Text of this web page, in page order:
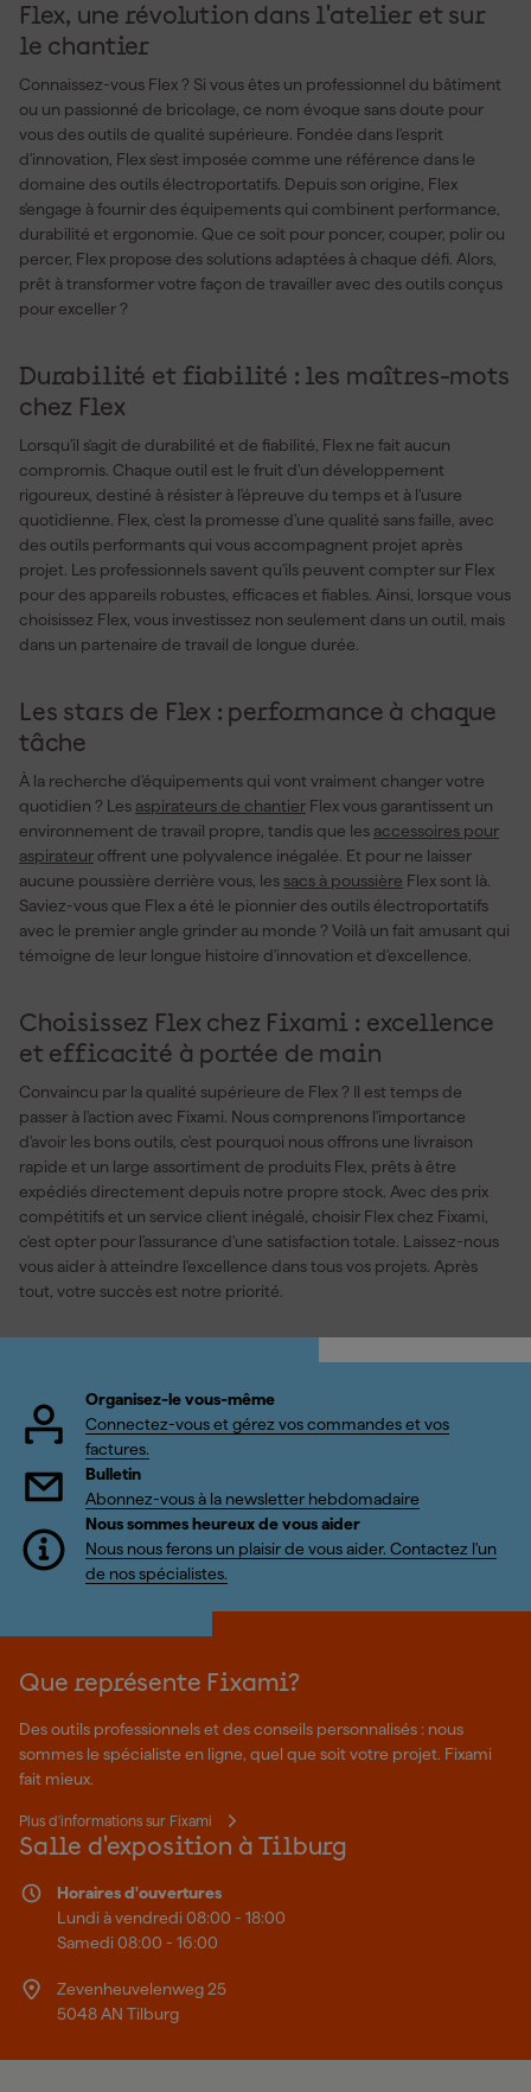
Flex, une révolution dans l'atelier et sur
le chantier
Connaissez-vous Flex ? Si vous êtes un professionnel du bâtiment
ou un passionné de bricolage, ce nom évoque sans doute pour
vous des outils de qualité supérieure. Fondée dans l'esprit
d'innovation, Flex s'est imposée comme une référence dans le
domaine des outils électroportatifs. Depuis son origine, Flex
s'engage à fournir des équipements qui combinent performance,
durabilité et ergonomie. Que ce soit pour poncer, couper, polir ou
percer, Flex propose des solutions adaptées à chaque défi. Alors,
prêt à transformer votre façon de travailler avec des outils conçus
pour exceller ?
Durabilité et fiabilité : les maîtres-mots
chez Flex
Lorsqu'il s'agit de durabilité et de fiabilité, Flex ne fait aucun
compromis. Chaque outil est le fruit d'un développement
rigoureux, destiné à résister à l'épreuve du temps et à l'usure
quotidienne. Flex, c'est la promesse d'une qualité sans faille, avec
des outils performants qui vous accompagnent projet après
projet. Les professionnels savent qu'ils peuvent compter sur Flex
pour des appareils robustes, efficaces et fiables. Ainsi, lorsque vous
choisissez Flex, vous investissez non seulement dans un outil, mais
dans un partenaire de travail de longue durée.
Les stars de Flex : performance à chaque
tâche
À la recherche d'équipements qui vont vraiment changer votre
quotidien ? Les aspirateurs de chantier Flex vous garantissent un
environnement de travail propre, tandis que les accessoires pour
aspirateur offrent une polyvalence inégalée. Et pour ne laisser
aucune poussière derrière vous, lessacs à poussière Flex sont là.
Saviez-vous que Flex a été le pionnier des outils électroportatifs
avec le premier angle grinder au monde ? Voilà un fait amusant qui
témoigne de leur longue histoire d'innovation et d'excellence.
Choisissez Flex chez Fixami : excellence
et efficacité à portée de main
Convaincu par la qualité supérieure de Flex ? Il est temps de
passer à l'action avec Fixami. Nous comprenons l'importance
d'avoir les bons outils, c'est pourquoi nous offrons une livraison
rapide et un large assortiment de produits Flex, prêts à être
expédiés directement depuis notre propre stock. Avec des prix
compétitifs et un service client inégalé, choisir Flex chez Fixami,
c'est opter pour l'assurance d'une satisfaction totale. Laissez-nous
vous aider à atteindre l'excellence dans tous vos projets. Après
tout, votre succès est notre priorité.
Organisez-le vous-même
Connectez-vous et gérez vos commandes et vos
factures.
Bulletin
Abonnez-vous à la newsletter hebdomadaire
Nous sommes heureux de vous aider
Nous nous ferons un plaisir de vous aider. Contactez l'un
de nos spécialistes.
Que représente Fixami?
Des outils professionnels et des conseils personnalisés : nous
sommes le spécialiste en ligne, quel que soit votre projet. Fixami
fait mieux.
Plus d'informations sur Fixami
Salle d'exposition à Tilburg
Horaires d'ouvertures
Lundi à vendredi 08:00 - 18:00
Samedi 08:00 - 16:00
Zevenheuvelenweg 25
5048 AN Tilburg